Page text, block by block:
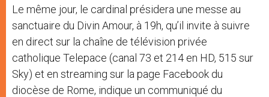
Le même jour, le cardinal présidera une messe au
sanctuaire du Divin Amour, à 19h, qu’il invite à suivre
en direct sur la chaîne de télévision privée
catholique Telepace (canal 73 et 214 en HD, 515 sur
Sky) et en streaming sur la page Facebook du
diocèse de Rome, indique un communiqué du